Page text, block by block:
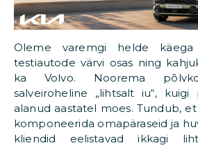
Oleme varemgi helde käega
testiautode värvi osas ning
ka Volvo. Noorema
salveiroheline „lihtsalt iu“,
alanud aastatel moes. Tundub,
komponeerida omapäraseid ja
kliendid eelistavad ikkagi